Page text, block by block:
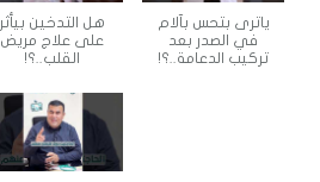
هل التدخين بيأثر
على علاج مريض
القلب..؟!
ياترى بتحس بآلام
في الصدر بعد
تركيب الدعامة..؟!